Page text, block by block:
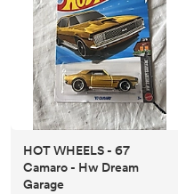
HOT WHEELS - 67
Camaro - Hw Dream
Garage